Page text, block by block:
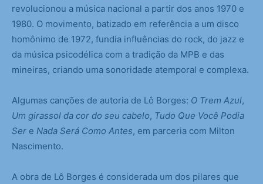
revolucionou a música nacional a partir dos anos 1970 e
1980. O movimento, batizado em referência a um disco
homônimo de 1972, fundia influências do rock, do jazz e
da música psicodélica com a tradição da MPB e das
mineiras, criando uma sonoridade atemporal e complexa.
Algumas canções de autoria de Lô Borges: O Trem Azul,
Um girassol da cor do seu cabelo, Tudo Que Você Podia
Ser e Nada Será Como Antes, em parceria com Milton
Nascimento.
A obra de Lô Borges é considerada um dos pilares que